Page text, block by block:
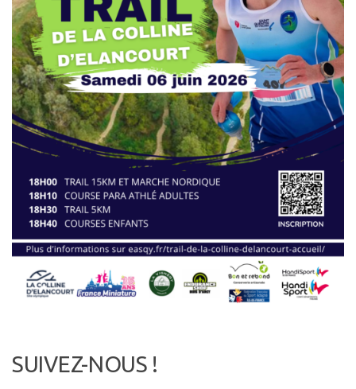
SUIVEZ-NOUS !